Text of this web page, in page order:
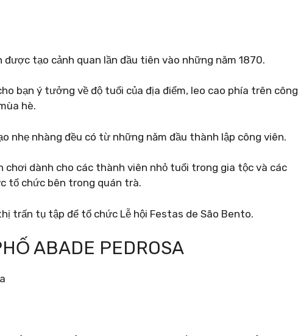
tạo cảnh quan lần đầu tiên vào những năm 1870.
bạn ý tưởng về độ tuổi của địa điểm, leo cao phía trên công
hè.
nhẹ nhàng đều có từ những năm đầu thành lập công viên.
chơi dành cho các thành viên nhỏ tuổi trong gia tộc và các
tổ chức bên trong quán trà.
trấn tụ tập để tổ chức Lễ hội Festas de São Bento.
ABADE PEDROSA